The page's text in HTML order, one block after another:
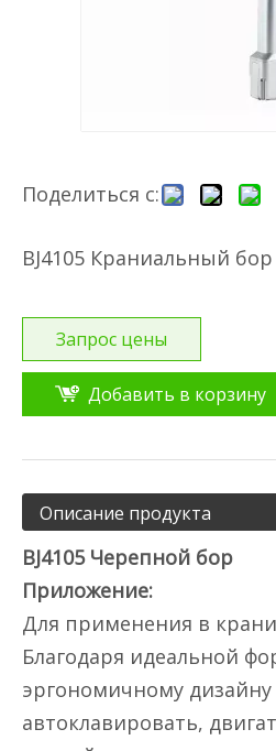
Поделиться с:
BJ4105 Краниальный
Запрос цены
Добавить в корзину
Описание продукта
BJ4105 Черепной бор
Приложение:
Для применения в
Благодаря идеальной
эргономичному
автоклавировать,